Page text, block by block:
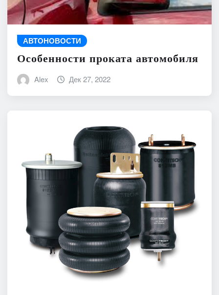
АВТОНОВОСТИ
Особенности проката автомобиля
Alex Дек 27, 2022